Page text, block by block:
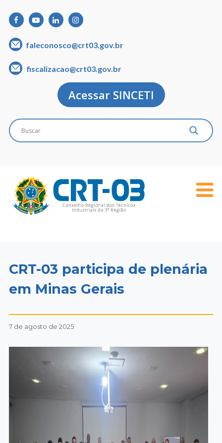
faleconosco@crt03.gov.br
fiscalizacao@crt03.gov.br
Acessar SINCETI
CRT-03 participa de plenária
em Minas Gerais
7 de agosto de 2025